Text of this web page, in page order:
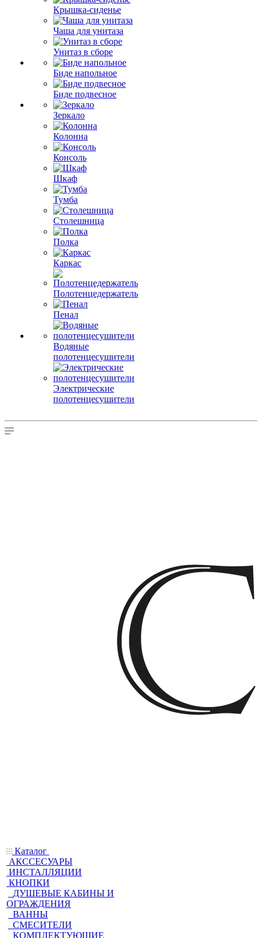
Крышка-сиденье
Чаша для унитаза
Унитаз в сборе
Биде напольное
Биде подвесное
Зеркало
Колонна
Консоль
Шкаф
Тумба
Столешница
Полка
Каркас
Полотенцедержатель
Пенал
Водяные
полотенцесушители
Электрические
полотенцесушители
Каталог
АКССЕСУАРЫ
ИНСТАЛЛЯЦИИ
КНОПКИ
ДУШЕВЫЕ КАБИНЫ И
ОГРАЖДЕНИЯ
ВАННЫ
СМЕСИТЕЛИ
КОМПЛЕКТУЮЩИЕ